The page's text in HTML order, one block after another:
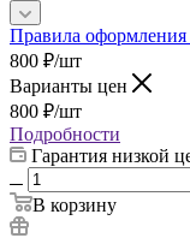
Правила оформления
800 ₽/шт
Варианты цен
800 ₽/шт
Подробности
Гарантия низкой
В корзину